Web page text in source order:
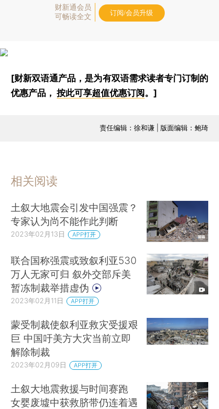
财新通会员
可畅读全文
订阅/会员升级
[财新双语通产品，是为有双语需求读者专门订制的
优惠产品，按此可享超值优惠订阅。]
责任编辑：徐和谦 | 版面编辑：鲍琦
相关阅读
土叙大地震会引发中国强震？
专家认为尚不能作此判断
2023年02月13日 APP打开
联合国称强震或致叙利亚530
万人无家可归 叙外交部斥美
暂冻制裁举措虚伪
2023年02月11日 APP打开
蒙受制裁使叙利亚救灾受援艰
巨 中国吁美方大灾当前立即
解除制裁
2023年02月09日 APP打开
土叙大地震救援与时间赛跑
女婴废墟中获救脐带仍连着遇